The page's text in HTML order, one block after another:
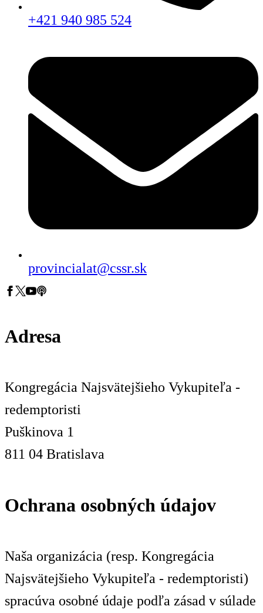
+421 940 985 524
provincialat@cssr.sk
Adresa
Kongregácia Najsvätejšieho Vykupiteľa -
redemptoristi
Puškinova 1
811 04 Bratislava
Ochrana osobných údajov
Naša organizácia (resp. Kongregácia
Najsvätejšieho Vykupiteľa - redemptoristi)
spracúva osobné údaje podľa zásad v súlade